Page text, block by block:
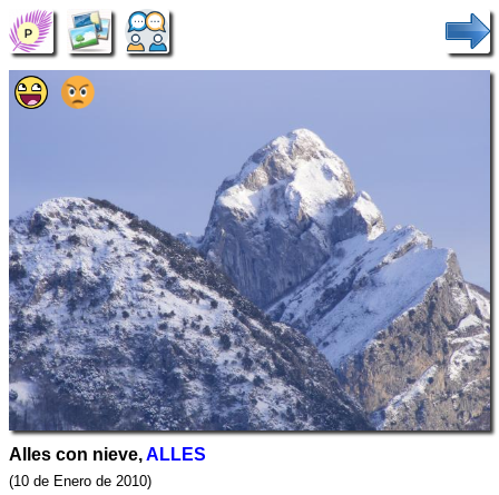
Alles con nieve,ALLES
(10 de Enero de 2010)